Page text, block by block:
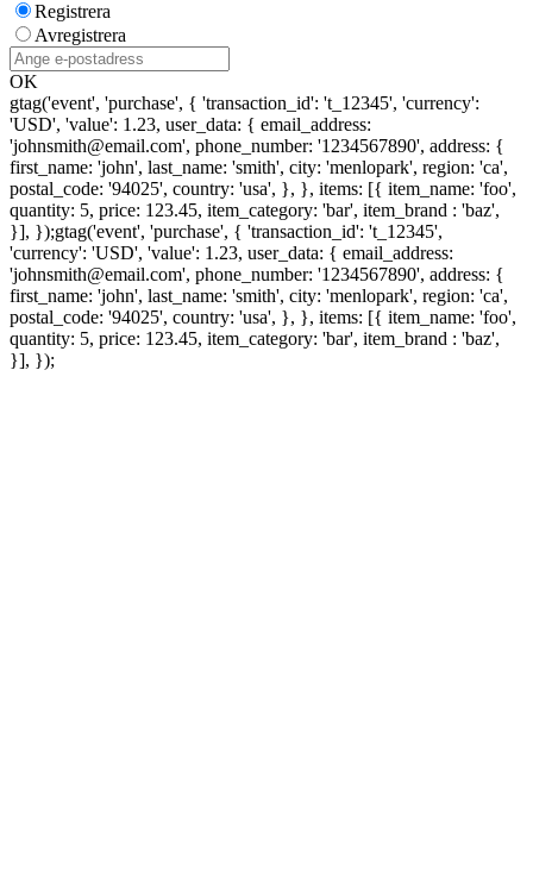
Registrera
Avregistrera
OK
gtag('event', 'purchase', { 'transaction_id': 't_12345', 'currency':
'USD', 'value': 1.23, user_data: { email_address:
'johnsmith@email.com', phone_number: '1234567890', address: {
first_name: 'john', last_name: 'smith', city: 'menlopark', region: 'ca',
postal_code: '94025', country: 'usa', }, }, items: [{ item_name: 'foo',
quantity: 5, price: 123.45, item_category: 'bar', item_brand : 'baz',
}], });gtag('event', 'purchase', { 'transaction_id': 't_12345',
'currency': 'USD', 'value': 1.23, user_data: { email_address:
'johnsmith@email.com', phone_number: '1234567890', address: {
first_name: 'john', last_name: 'smith', city: 'menlopark', region: 'ca',
postal_code: '94025', country: 'usa', }, }, items: [{ item_name: 'foo',
quantity: 5, price: 123.45, item_category: 'bar', item_brand : 'baz',
}], });